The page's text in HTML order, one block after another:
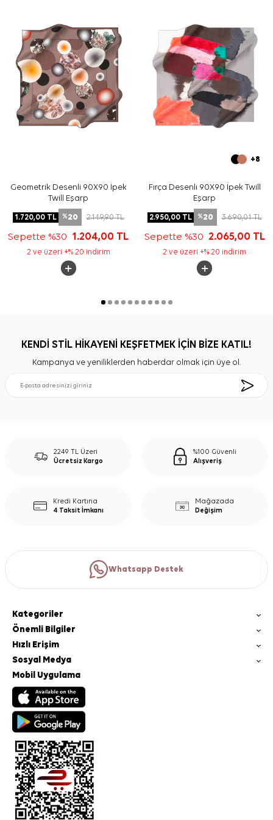
Yıkama ve bakım için ürün etiketindeki talimatları
izleyiniz. İpek ve hassas eşarp bakımında nazik temizlik
desteği içinAker İpek Eşarp Şampuanı
kullanmayı
değerlendirebilirsiniz.
Sıkça Sorulan Sorular
Petrol Yeşili İpek Bordürlü Kare Düz Eşarp ölçüsü nedir?
Bu eşarp hangi kumaş kalitesine sahiptir?
Petrol yeşili eşarp hangi renklerle kombinlenir?
Geometrik Desenli 90X90 İpek
Twill Eşarp
1.720,00TL %20 2.149,90TL
Sepette %30 1.204,00 TL
2 ve üzeri +% 20 indirim
+8
Fırça Desenli 90X90 İpek Twill
Eşarp
2.950,00TL %20 3.690,01TL
Sepette %30 2.065,00 TL
2 ve üzeri +% 20 indirim
KENDİ STİL HİKAYENİ KEŞFETMEK İÇİN BİZE KATIL!
Kampanya ve yeniliklerden haberdar olmak için üye ol.
2249 TL Üzeri
Ücretsiz Kargo
%100 Güvenli
Alışveriş
Kredi Kartına
4 Taksit İmkanı
Mağazada
Değişim
Whatsapp Destek
Kategoriler
Önemli Bilgiler
Hızlı Erişim
Sosyal Medya
Mobil Uygulama